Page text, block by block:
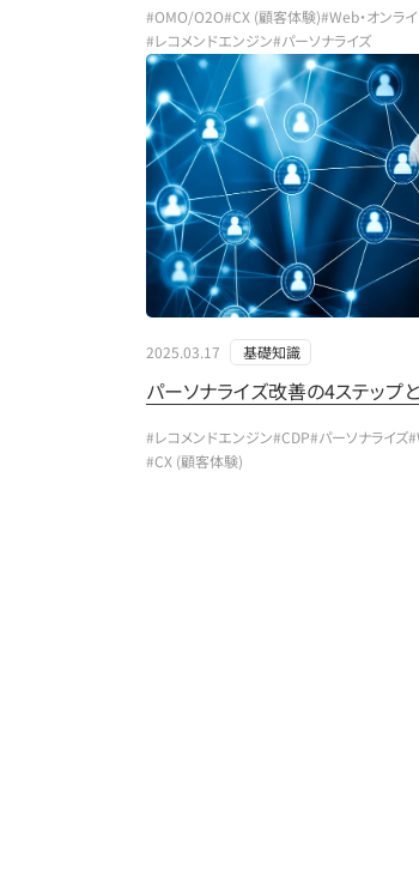
#OMO/O2O#CX (顧客体験)#Web・オンラ
#レコメンドエンジン#パーソナライズ
2025.03.17 基礎知識
パーソナライズ改善の4ステップ
#レコメンドエンジン#CDP#パーソナライズ
#CX (顧客体験)